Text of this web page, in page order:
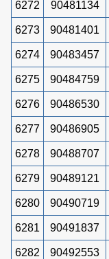
6272 90481134
6273 90481401
6274 90483457
6275 90484759
6276 90486530
6277 90486905
6278 90488707
6279 90489121
6280 90490719
6281 90491837
6282 90492553